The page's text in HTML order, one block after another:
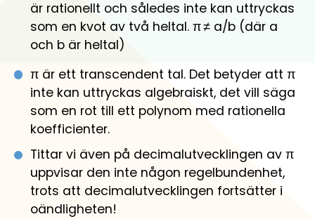
är rationellt och således inte kan uttryckas
som en kvot av två heltal. π ≠ a/b (där a
och b är heltal)
π är ett transcendent tal. Det betyder att π
inte kan uttryckas algebraiskt, det vill säga
som en rot till ett polynom med rationella
koefficienter.
Tittar vi även på decimalutvecklingen av π
uppvisar den inte någon regelbundenhet,
trots att decimalutvecklingen fortsätter i
oändligheten!